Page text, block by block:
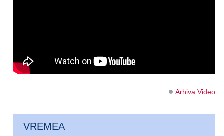
Arhiva Video
VREMEA